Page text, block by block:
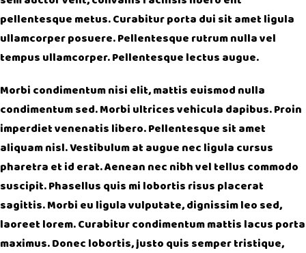
pellentesque metus. Curabitur porta dui sit amet ligula
ullamcorper posuere. Pellentesque rutrum nulla vel
tempus ullamcorper. Pellentesque lectus augue.
Morbi condimentum nisi elit, mattis euismod nulla
condimentum sed. Morbi ultrices vehicula dapibus. Proin
imperdiet venenatis libero. Pellentesque sit amet
aliquam nisl. Vestibulum at augue nec ligula cursus
pharetra et id erat. Aenean nec nibh vel tellus commodo
suscipit. Phasellus quis mi lobortis risus placerat
sagittis. Morbi eu ligula vulputate, dignissim leo sed,
laoreet lorem. Curabitur condimentum mattis lacus porta
maximus. Donec lobortis, justo quis semper tristique,